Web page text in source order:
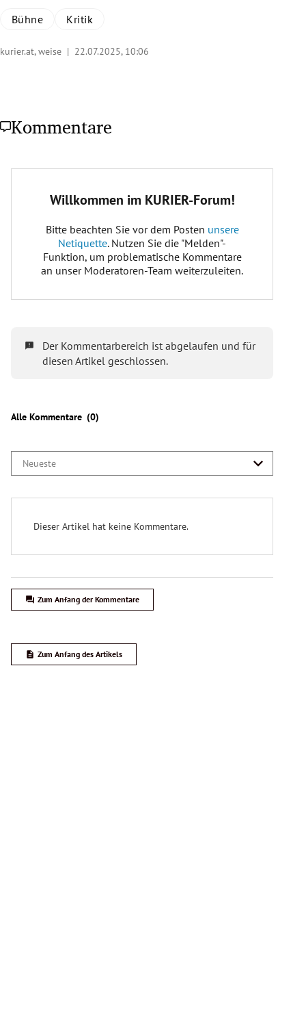
Bühne Kritik
kurier.at, weise | 22.07.2025, 10:06
Kommentare